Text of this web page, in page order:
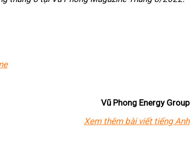
Vũ Phong Energy Group
Xem thêm bài viết tiếng Anh